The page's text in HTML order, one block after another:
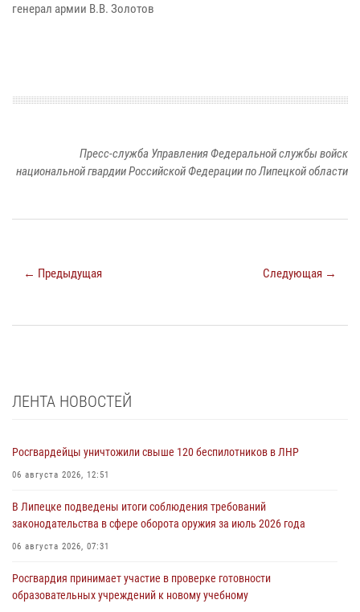
генерал армии В.В. Золотов
Пресс-служба Управления Федеральной службы войск
национальной гвардии Российской Федерации по Липецкой области
← Предыдущая Следующая →
ЛЕНТА НОВОСТЕЙ
Росгвардейцы уничтожили свыше 120 беспилотников в ЛНР
06 августа 2026, 12:51
В Липецке подведены итоги соблюдения требований
законодательства в сфере оборота оружия за июль 2026 года
06 августа 2026, 07:31
Росгвардия принимает участие в проверке готовности
образовательных учреждений к новому учебному